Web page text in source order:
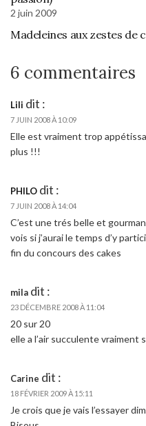
2 juin 2009
Madeleines aux zestes de
6 commentaires
Lili dit :
7 JUIN 2008 À 10:09
Elle est vraiment trop
plus !!!
PHILO dit :
7 JUIN 2008 À 14:04
C’est une trés belle et
vois si j’aurai le temps d’y
fin du concours des cakes
mila dit :
23 DÉCEMBRE 2008 À 11:04
20 sur 20
elle a l’air succulente vraiment
Carine dit :
18 FÉVRIER 2009 À 15:11
Je crois que je vais l’essayer